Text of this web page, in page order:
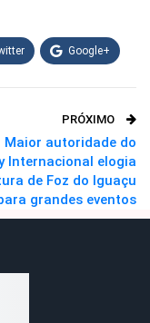
Google+
PRÓXIMO
Maior autoridade do
Internacional elogia
de Foz do Iguaçu
grandes eventos